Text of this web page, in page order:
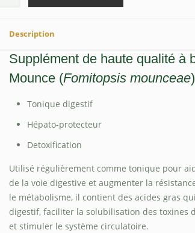
Description
Supplément de haute qualité à
Mounce (Fomitopsis mounceae
Tonique digestif
Hépato-protecteur
Detoxification
Utilisé régulièrement comme tonique pour
de la voie digestive et augmenter la
le métabolisme, il contient des acides gras
digestif, faciliter la solubilisation des toxines
et stimuler le système circulatoire.